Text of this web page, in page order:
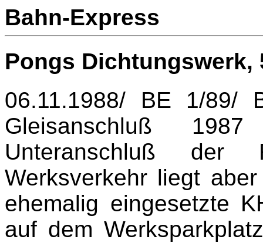
Bahn-Express
Pongs Dichtungswerk,
06.11.1988/ BE 1/89/
Gleisanschluß
Unteranschluß
Werksverkehr liegt
ehemalig eingesetzte
auf dem